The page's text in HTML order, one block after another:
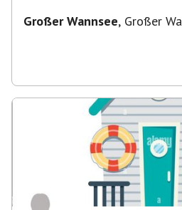
Großer Wannsee, Großer